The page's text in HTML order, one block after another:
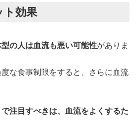
ト効果
の人は血流も悪い可能性がありま
な食事制限をすると、さらに血流
注目すべきは、血流をよくするた